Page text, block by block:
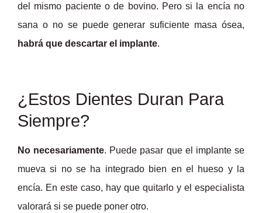
del mismo paciente o de bovino. Pero si la encía no
sana o no se puede generar suficiente masa ósea,
habrá que descartar el implante.
¿Estos Dientes Duran Para
Siempre?
No necesariamente. Puede pasar que el implante se
mueva si no se ha integrado bien en el hueso y la
encía. En este caso, hay que quitarlo y el especialista
valorará si se puede poner otro.